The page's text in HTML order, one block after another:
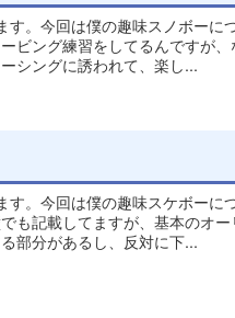
。今回は僕の趣味スノボーに
ビング練習をしてるんですが
シングに誘われて、楽し...
。今回は僕の趣味スケボーに
も記載してますが、基本のオ
部分があるし、反対に下...